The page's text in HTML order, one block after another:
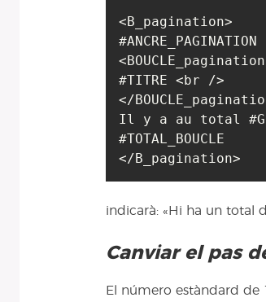
<B_pagination>
#ANCRE_PAGINATION
#TITRE <br />
</
Il y a au total
#TOTAL_BOUCLE
indicarà: «Hi ha un total
Canviar el pas
El número estàndard